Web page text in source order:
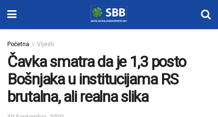
Početna Vijesti
Čavka smatra da je 1,3 posto
Bošnjaka u institucijama RS
brutalna, ali realna slika